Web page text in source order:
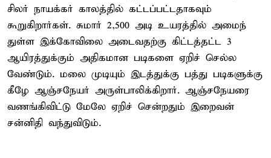
சிலர் நாயக்கர் காலத்தில் கட்டப்பட்டதாகவும்
கூறுகிறார்கள். சுமார் 2,500 அடி உயரத்தில் அமைந்
துள்ள இக்கோவிலை அடைவதற்கு கிட்டத்தட்ட 3
ஆயிரத்துக்கும் அதிகமான படிகளை ஏறிச் செல்ல
வேண்டும். மலை முடியும் இடத்துக்கு பத்து படிகளுக்கு
கீழே ஆஞ்சநேயர் அருள்பாலிக்கிறார். ஆஞ்சநேயரை
வணங்கிவிட்டு மேலே ஏறிச் சென்றதும் இறைவன்
சன்னிதி வந்துவிடும்.